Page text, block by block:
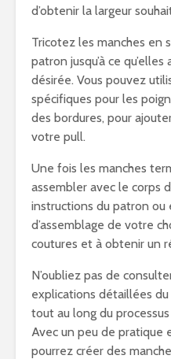
d’obtenir la largeur
Tricotez les manches en
patron jusqu’à ce
désirée. Vous pouvez
spécifiques pour les
des bordures, pour
votre pull.
Une fois les manches
assembler avec le corps
instructions du patron
d’assemblage de votre
coutures et à obtenir un
N’oubliez pas de
explications détaillées
tout au long du
Avec un peu de pratique
pourrez créer des